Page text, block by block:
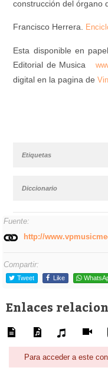
construcción del órgano
Francisco Herrera.
Esta disponible en
Editorial de Musica
digital en la pagina de
Etiquetas
Diccionario
Fuente:
http://
Compartir:
Tweet Like
Enlaces
Para acceder a este